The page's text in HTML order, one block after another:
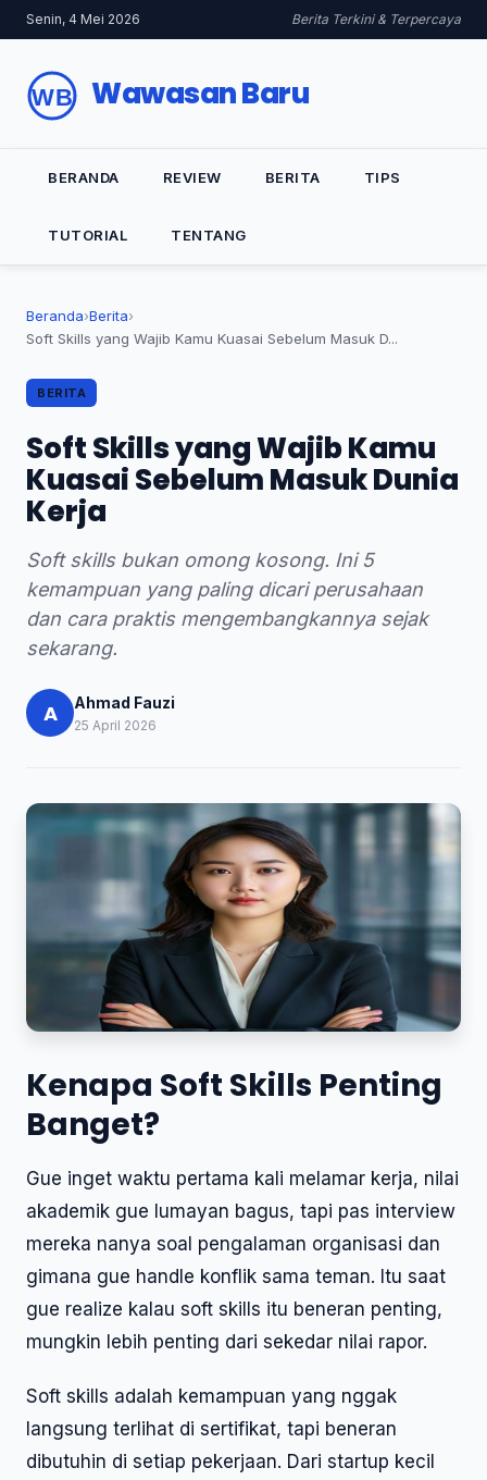
Senin, 4 Mei 2026 Berita Terkini & Terpercaya
Wawasan Baru
BERANDA REVIEW BERITA TIPS
TUTORIAL TENTANG
Beranda›Berita›
Soft Skills yang Wajib Kamu Kuasai Sebelum Masuk D...
BERITA
Soft Skills yang Wajib Kamu
Kuasai Sebelum Masuk Dunia
Kerja
Soft skills bukan omong kosong. Ini 5
kemampuan yang paling dicari perusahaan
dan cara praktis mengembangkannya sejak
sekarang.
A Ahmad Fauzi
25 April 2026
Kenapa Soft Skills Penting
Banget?
Gue inget waktu pertama kali melamar kerja, nilai
akademik gue lumayan bagus, tapi pas interview
mereka nanya soal pengalaman organisasi dan
gimana gue handle konflik sama teman. Itu saat
gue realize kalau soft skills itu beneran penting,
mungkin lebih penting dari sekedar nilai rapor.
Soft skills adalah kemampuan yang nggak
langsung terlihat di sertifikat, tapi beneran
dibutuhin di setiap pekerjaan. Dari startup kecil